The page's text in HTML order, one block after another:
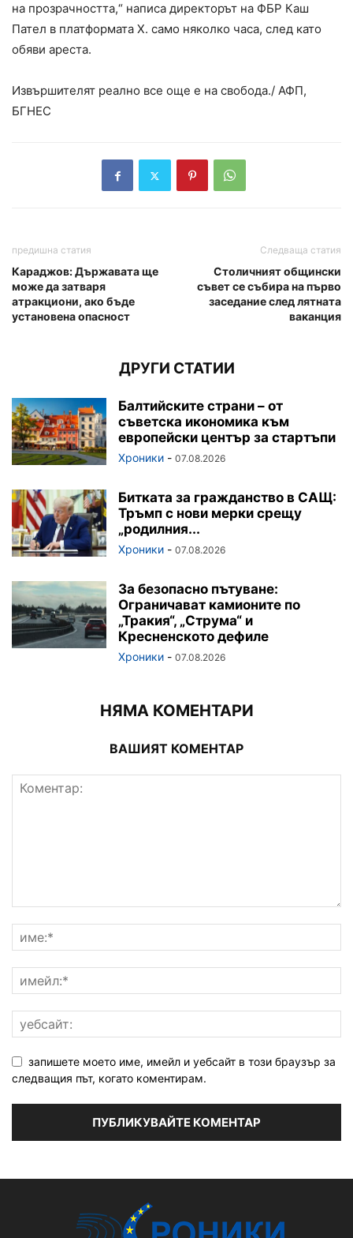
на прозрачността,“ написа директорът на ФБР Каш
Пател в платформата X. само няколко часа, след като
обяви ареста.
Извършителят реално все още е на свобода./ АФП,
БГНЕС
предишна статия
Караджов: Държавата ще
може да затваря
атракциони, ако бъде
установена опасност
Следваща статия
Столичният общински
съвет се събира на първо
заседание след лятната
ваканция
ДРУГИ СТАТИИ
Балтийските страни – от
съветска икономика към
европейски център за стартъпи
Хроники - 07.08.2026
Битката за гражданство в САЩ:
Тръмп с нови мерки срещу
„родилния...
Хроники - 07.08.2026
За безопасно пътуване:
Ограничават камионите по
„Тракия“, „Струма“ и
Кресненското дефиле
Хроники - 07.08.2026
НЯМА КОМЕНТАРИ
ВАШИЯТ КОМЕНТАР
запишете моето име, имейл и уебсайт в този браузър за
следващия път, когато коментирам.